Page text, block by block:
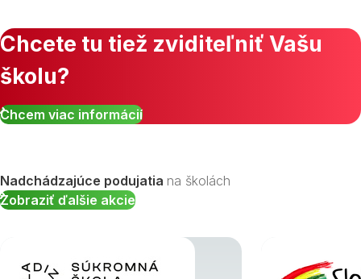
Zobraziť všetky študijné odbory »
Chcete tu tiež zviditeľniť Vašu
školu?
Chcem viac informácií
Nadchádzajúce podujatia na školách
Zobraziť ďalšie akcie